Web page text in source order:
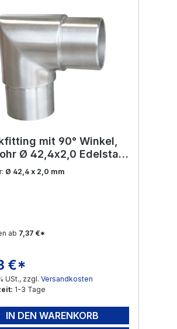
mit 90° Winkel,
Ø 42,4x2,0 Edelstahl
Ø 42,4 x 2,0 mm
ab 7,37 €*
Preis:
€*
USt., zzgl. Versandkosten
1-3 Tage
IN DEN WARENKORB